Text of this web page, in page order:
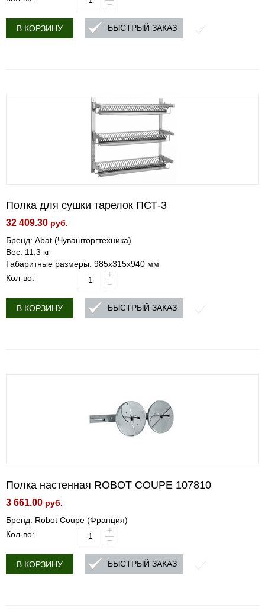
−
В КОРЗИНУ БЫСТРЫЙ ЗАКАЗ
Полка для сушки тарелок ПСТ-3
32 409.30 руб.
Бренд: Abat (Чувашторгтехника)
Вес: 11,3 кг
Габаритные размеры: 985х315х940 мм
Кол-во:
+
−
В КОРЗИНУ БЫСТРЫЙ ЗАКАЗ
Полка настенная ROBOT COUPE 107810
3 661.00 руб.
Бренд: Robot Coupe (Франция)
Кол-во:
+
−
В КОРЗИНУ БЫСТРЫЙ ЗАКАЗ